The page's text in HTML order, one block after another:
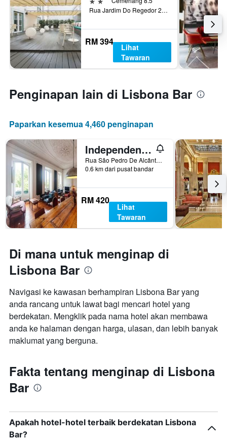
Rua Jardim Do Regedor 27-35, Lisbon, Lisbon District, Portugal
RM 394
Lihat
Tawaran
Penginapan lain di Lisbona Bar
Paparkan kesemua 4,460 penginapan
Independente Príncipe Real
Rua São Pedro De Alcântara 81, Lisbon, Lisbon District, Portugal
0.6 km dari pusat bandar
RM 420
Lihat
Tawaran
Di mana untuk menginap di
Lisbona Bar
Navigasi ke kawasan berhampiran Lisbona Bar yang
anda rancang untuk lawat bagi mencari hotel yang
berdekatan. Mengklik pada nama hotel akan membawa
anda ke halaman dengan harga, ulasan, dan lebih banyak
maklumat yang berguna.
Fakta tentang menginap di Lisbona
Bar
Apakah hotel-hotel terbaik berdekatan Lisbona
Bar?